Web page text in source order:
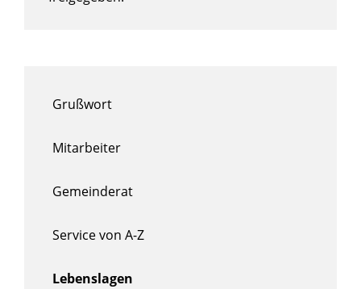
Grußwort
Mitarbeiter
Gemeinderat
Service von A-Z
Lebenslagen